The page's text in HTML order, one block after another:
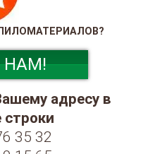
НАМ!
адресу в
35 32